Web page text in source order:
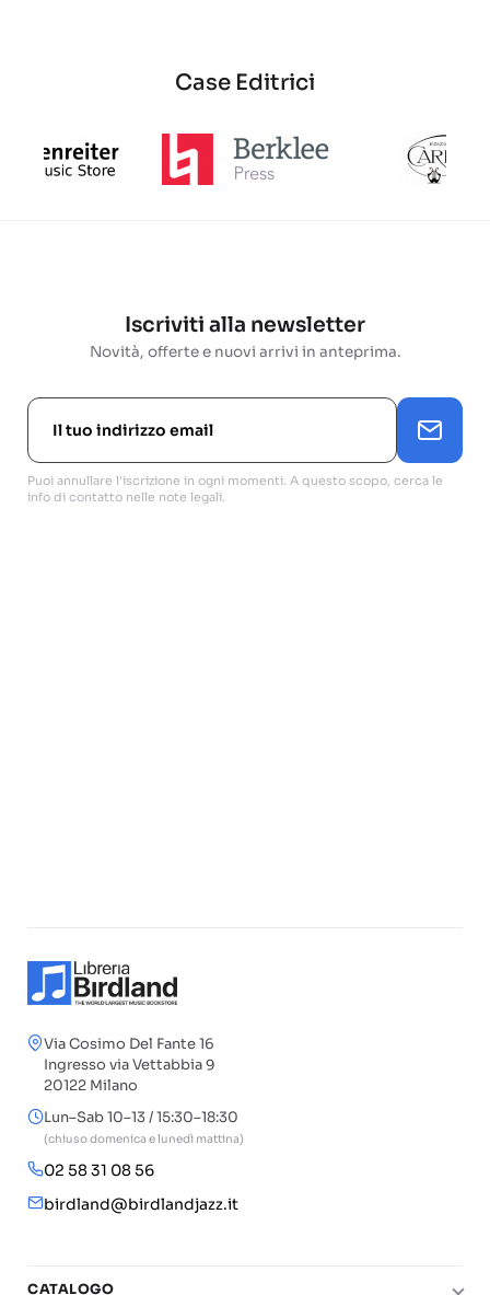
Case Editrici
Iscriviti alla newsletter
Novità, offerte e nuovi arrivi in anteprima.
Puoi annullare l'iscrizione in ogni momenti. A questo scopo, cerca le
info di contatto nelle note legali.
Via Cosimo Del Fante 16
Ingresso via Vettabbia 9
20122 Milano
Lun–Sab 10–13 / 15:30–18:30
(chiuso domenica e lunedì mattina)
02 58 31 08 56
birdland@birdlandjazz.it
CATALOGO